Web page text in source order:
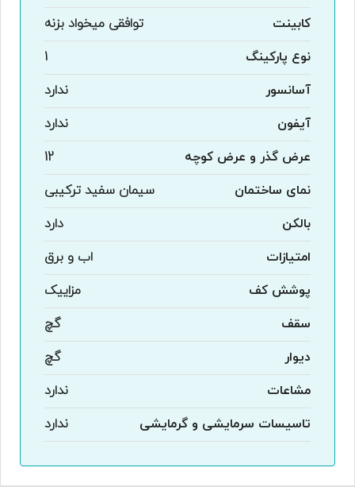
کابینت
توافقی میخواد بزنه
نوع پارکینگ
1
آسانسور
ندارد
آیفون
ندارد
عرض گذر و عرض کوچه
12
نمای ساختمان
سیمان سفید ترکیبی
بالکن
دارد
امتیازات
اب و برق
پوشش کف
مزاییک
سقف
گچ
دیوار
گچ
مشاعات
ندارد
تاسیسات سرمایشی و گرمایشی
ندارد